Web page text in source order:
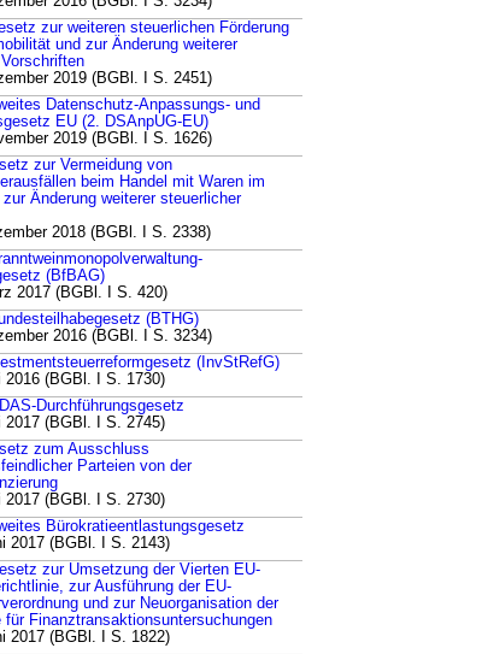
zur weiteren steuerlichen Förderung
und zur Änderung weiterer
2019 (BGBl. I S. 2451)
Datenschutz-Anpassungs- und
EU (2. DSAnpUG-EU)
2019 (BGBl. I S. 1626)
zur Vermeidung von
beim Handel mit Waren im
zur Änderung weiterer steuerlicher
2018 (BGBl. I S. 2338)
(BfBAG)
2017 (BGBl. I S. 420)
(BTHG)
2016 (BGBl. I S. 3234)
(InvStRefG)
2016 (BGBl. I S. 1730)
Durchführungsgesetz
2017 (BGBl. I S. 2745)
zum Ausschluss
Parteien von der
2017 (BGBl. I S. 2730)
Bürokratieentlastungsgesetz
2017 (BGBl. I S. 2143)
zur Umsetzung der Vierten EU-
zur Ausführung der EU-
und zur Neuorganisation der
für Finanztransaktionsuntersuchungen
2017 (BGBl. I S. 1822)